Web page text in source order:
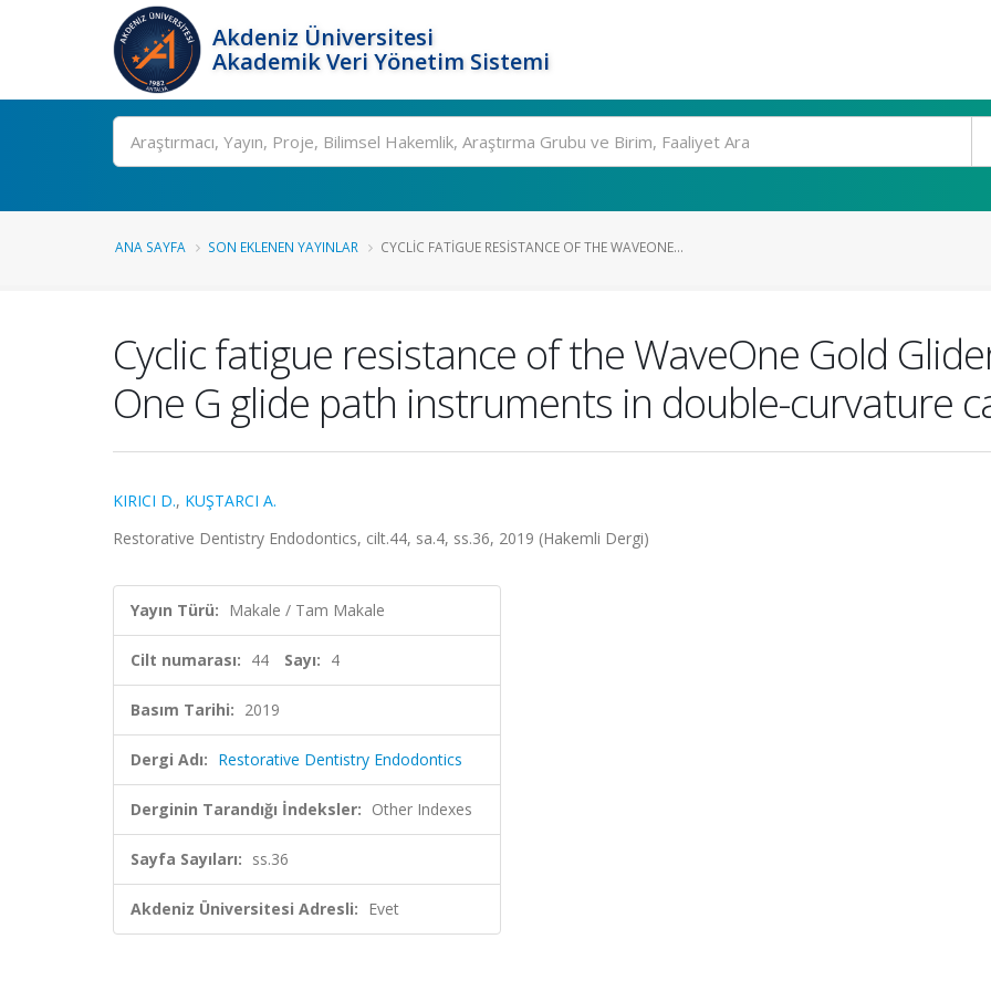
Akdeniz Üniversitesi
Akademik Veri Yönetim Sistemi
Ara
ANA SAYFA SON EKLENEN YAYINLAR CYCLIC FATIGUE RESISTANCE OF THE WAVEONE...
Cyclic fatigue resistance of the WaveOne Gold
One G glide path instruments in double-curvature
KIRICI D., KUŞTARCI A.
Restorative Dentistry Endodontics, cilt.44, sa.4, ss.36, 2019 (Hakemli Dergi)
Yayın Türü: Makale / Tam Makale
Cilt numarası: 44 Sayı: 4
Basım Tarihi: 2019
Dergi Adı: Restorative Dentistry Endodontics
Derginin Tarandığı İndeksler: Other Indexes
Sayfa Sayıları: ss.36
Akdeniz Üniversitesi Adresli: Evet